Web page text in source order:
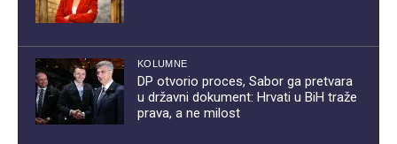
KOLUMNE
DP otvorio proces, Sabor ga pretvara
u državni dokument: Hrvati u BiH traže
prava, a ne milost